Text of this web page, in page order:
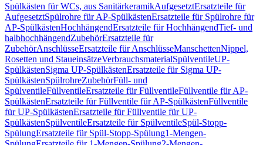
Spülkästen für WCs, aus SanitärkeramikAufgesetztErsatzteile für
AufgesetztSpülrohre für AP-SpülkästenErsatzteile für Spülrohre für
AP-SpülkästenHochhängendErsatzteile für HochhängendTief- und
halbhochhängendZubehörErsatzteile für
ZubehörAnschlüsseErsatzteile für AnschlüsseManschettenNippel,
Rosetten und StaueinsätzeVerbrauchsmaterialSpülventileUP-
SpülkästenSigma UP-SpülkästenErsatzteile für Sigma UP-
SpülkästenSpülrohreZubehörFüll- und
SpülventileFüllventileErsatzteile für FüllventileFüllventile für AP-
SpülkästenErsatzteile für Füllventile für AP-SpülkästenFüllventile
für UP-SpülkästenErsatzteile für Füllventile für UP-
SpülkästenSpülventileErsatzteile für SpülventileSpül-Stopp-
SpülungErsatzteile für Spül-Stopp-Spülung1-Mengen-